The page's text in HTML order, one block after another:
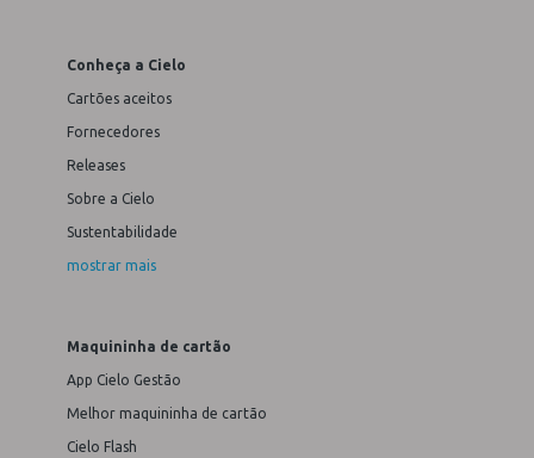
Conheça a Cielo
Cartões aceitos
Fornecedores
Releases
Sobre a Cielo
Sustentabilidade
mostrar mais
Maquininha de cartão
App Cielo Gestão
Melhor maquininha de cartão
Cielo Flash